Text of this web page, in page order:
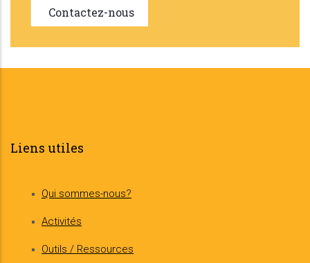
Contactez-nous
Liens utiles
Qui sommes-nous?
Activités
Outils / Ressources